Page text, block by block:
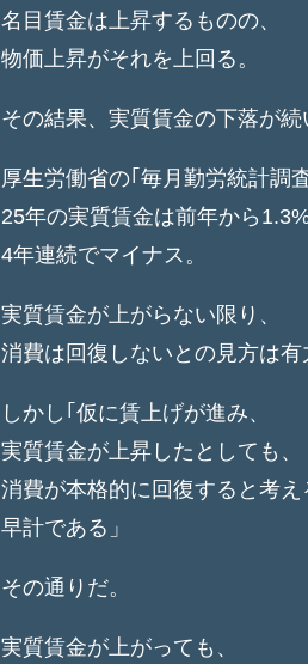
名目賃金は上昇するものの、
物価上昇がそれを上回る。
その結果、実質賃金の下落が続
厚生労働省の｢毎月勤労統計調
25年の実質賃金は前年から1.3%
4年連続でマイナス。
実質賃金が上がらない限り、
消費は回復しないとの見方は有
しかし｢仮に賃上げが進み、
実質賃金が上昇したとしても、
消費が本格的に回復すると考え
早計である」
その通りだ。
実質賃金が上がっても、